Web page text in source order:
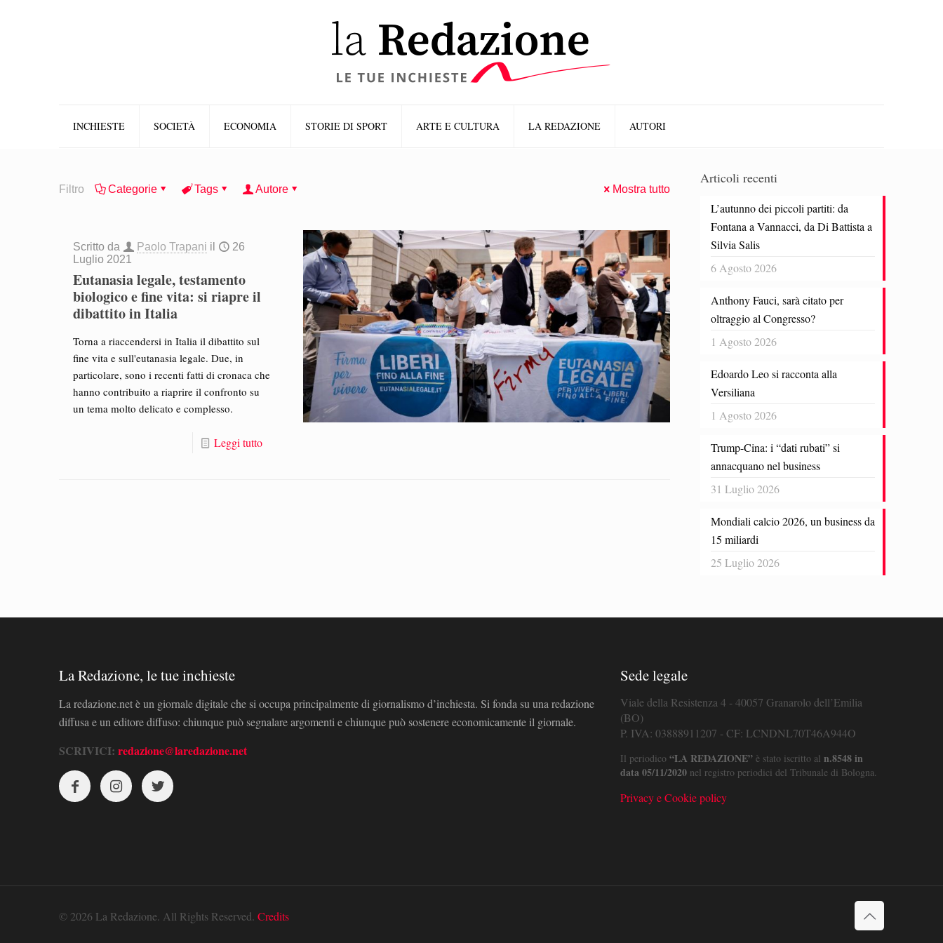
INCHIESTE SOCIETÀ ECONOMIA STORIE DI SPORT ARTE E CULTURA LA REDAZIONE AUTORI
Filtro Categorie Tags Autore Mostra tutto
Scritto da Paolo Trapani il
26
Luglio 2021
Eutanasia legale, testamento
biologico e fine vita: si riapre il
dibattito in Italia
Torna a riaccendersi in Italia il dibattito sul
fine vita e sull'eutanasia legale. Due, in
particolare, sono i recenti fatti di cronaca che
hanno contribuito a riaprire il confronto su
un tema molto delicato e complesso.
Leggi tutto
Articoli recenti
L’autunno dei piccoli partiti: da
Fontana a Vannacci, da Di Battista a
Silvia Salis
6 Agosto 2026
Anthony Fauci, sarà citato per
oltraggio al Congresso?
1 Agosto 2026
Edoardo Leo si racconta alla
Versiliana
1 Agosto 2026
Trump-Cina: i “dati rubati” si
annacquano nel business
31 Luglio 2026
Mondiali calcio 2026, un business da
15 miliardi
25 Luglio 2026
La Redazione, le tue inchieste
La redazione.net è un giornale digitale che si occupa principalmente di giornalismo d’inchiesta. Si fonda su una redazione
diffusa e un editore diffuso: chiunque può segnalare argomenti e chiunque può sostenere economicamente il giornale.
SCRIVICI: redazione@laredazione.net
Sede legale
Viale della Resistenza 4 - 40057 Granarolo dell’Emilia
(BO)
P. IVA: 03888911207 - CF: LCNDNL70T46A944O
Il periodico “LA REDAZIONE”è stato iscritto al n.8548 in
data 05/11/2020nel registro periodici del Tribunale di Bologna.
Privacy e Cookie policy
© 2026 La Redazione. All Rights Reserved. Credits